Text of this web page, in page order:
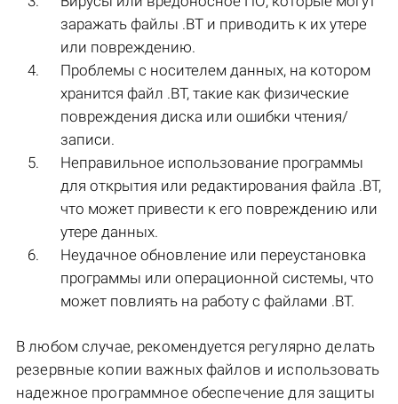
заражать файлы .BT и приводить к их утере
или повреждению.
Проблемы с носителем данных, на котором
хранится файл .BT, такие как физические
повреждения диска или ошибки чтения/
записи.
Неправильное использование программы
для открытия или редактирования файла .BT,
что может привести к его повреждению или
утере данных.
Неудачное обновление или переустановка
программы или операционной системы, что
может повлиять на работу с файлами .BT.
В любом случае, рекомендуется регулярно делать
резервные копии важных файлов и использовать
надежное программное обеспечение для защиты